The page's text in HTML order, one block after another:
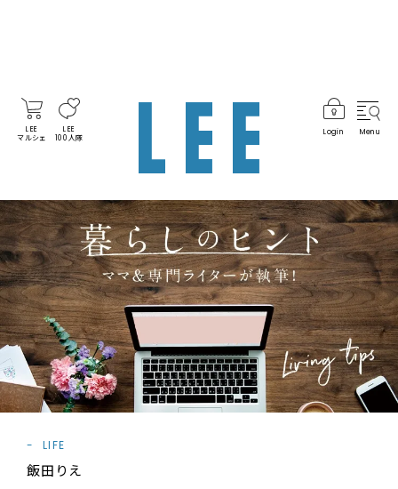
LEE
マルシェ
LEE
100人隊
Login Menu
LIFE
飯田りえ